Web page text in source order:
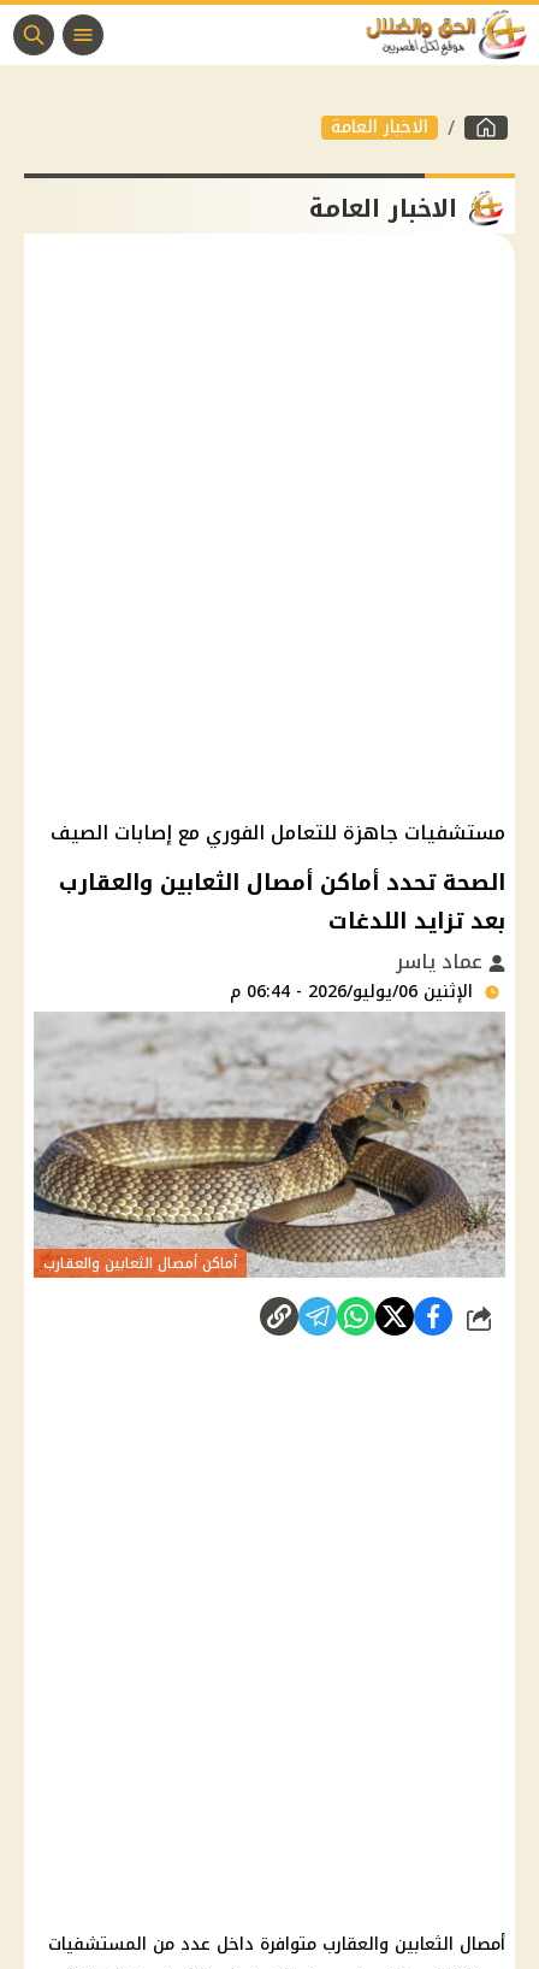
الاخبار العامة
الاخبار العامة
مستشفيات جاهزة للتعامل الفوري مع إصابات الصيف
الصحة تحدد أماكن أمصال الثعابين والعقارب
بعد تزايد اللدغات
عماد ياسر
الإثنين 06/يوليو/2026 - 06:44 م
أماكن أمصال الثعابين والعقارب
شارك
أمصال الثعابين والعقارب متوافرة داخل عدد من المستشفيات